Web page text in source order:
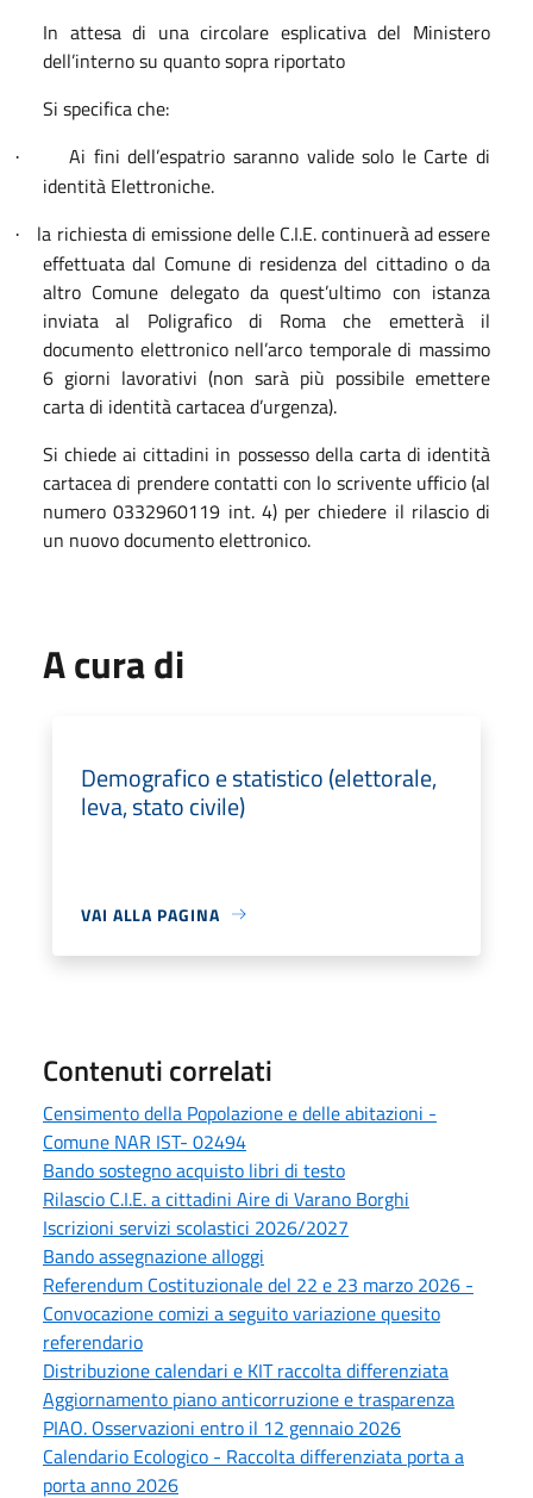
In attesa di una circolare esplicativa del Ministero
dell’interno su quanto sopra riportato
Si specifica che:
·
Ai fini dell’espatrio saranno valide solo le Carte di
identità Elettroniche.
·
la richiesta di emissione delle C.I.E. continuerà ad essere
effettuata dal Comune di residenza del cittadino o da
altro Comune delegato da quest’ultimo con istanza
inviata al Poligrafico di Roma che emetterà il
documento elettronico nell’arco temporale di massimo
6 giorni lavorativi (non sarà più possibile emettere
carta di identità cartacea d’urgenza).
Si chiede ai cittadini in possesso della carta di identità
cartacea di prendere contatti con lo scrivente ufficio (al
numero 0332960119 int. 4) per chiedere il rilascio di
un nuovo documento elettronico.
A cura di
Demografico e statistico (elettorale,
leva, stato civile)
VAI ALLA PAGINA
Contenuti correlati
Censimento della Popolazione e delle abitazioni -
Comune NAR IST- 02494
Bando sostegno acquisto libri di testo
Rilascio C.I.E. a cittadini Aire di Varano Borghi
Iscrizioni servizi scolastici 2026/2027
Bando assegnazione alloggi
Referendum Costituzionale del 22 e 23 marzo 2026 -
Convocazione comizi a seguito variazione quesito
referendario
Distribuzione calendari e KIT raccolta differenziata
Aggiornamento piano anticorruzione e trasparenza
PIAO. Osservazioni entro il 12 gennaio 2026
Calendario Ecologico - Raccolta differenziata porta a
porta anno 2026